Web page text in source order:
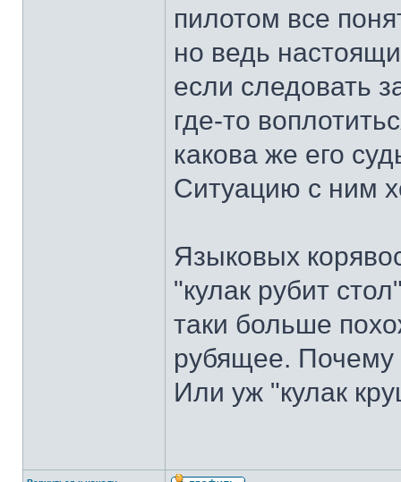
пилотом все
но ведь
если следовать
где-то
какова же его
Ситуацию с ним
Языковых
"кулак рубит
таки больше
рубящее. Почему
Или уж "кулак